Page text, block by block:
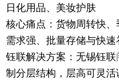
日化用品、美妆护肤
核心痛点：货物周转快
需求强、批量存储与快速
钰联解决方案：无锡钰联
制分层结构，层高可灵